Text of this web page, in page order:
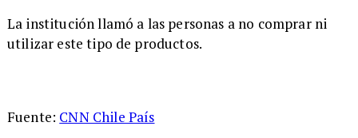
La institución llamó a las personas a no comprar ni
utilizar este tipo de productos.
Fuente: CNN Chile País